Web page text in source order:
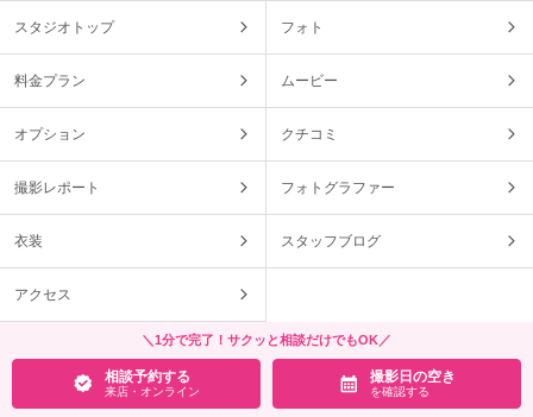
スタジオトップ フォト
料金プラン ムービー
オプション クチコミ
撮影レポート フォトグラファー
衣装 スタッフブログ
アクセス
＼1分で完了！サクッと相談だけでもOK／
相談予約する
来店・オンライン
撮影日の空き
を確認する